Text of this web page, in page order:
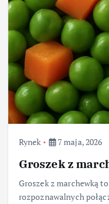
Rynek 7 maja, 2026
Groszek z
Groszek z marchewką
rozpoznawalnych